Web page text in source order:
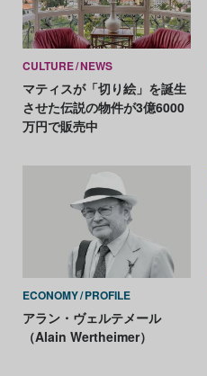
CULTURE NEWS
マティスが「切り絵」を誕生
させた伝説の物件が3億6000
万円で販売中
ECONOMY PROFILE
アラン・ヴェルテメール
（Alain Wertheimer）